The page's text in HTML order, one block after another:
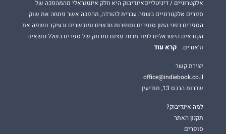
אלקטרוניים / דיגיטלייםאינדיבוק היא חלק אינטגראלי מהמהפכה של
ספרים אלקטרוניים בשפה עברית להורדה, מהפכה אשר פתחה את שוק
הספרים בפני המון סופרים וסופרות חדשים ומוכשרים ובעיקר חשפה את
הקוראים הישראלים לעוד מבחר עצום ומרתק של ספרים בשלל נושאים
וז'אנרים.
קרא עוד
יצירת קשר
office@indiebook.co.il
שדרות הרכס 13, מודיעין
למה אינדיבוק?
תקנון האתר
סופרים